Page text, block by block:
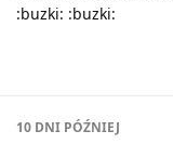
:buzki: :buzki:
10 DNI PÓŹNIEJ